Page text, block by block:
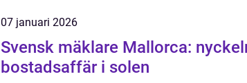
07 januari 2026
Svensk mäklare Mallorca:
bostadsaffär i solen